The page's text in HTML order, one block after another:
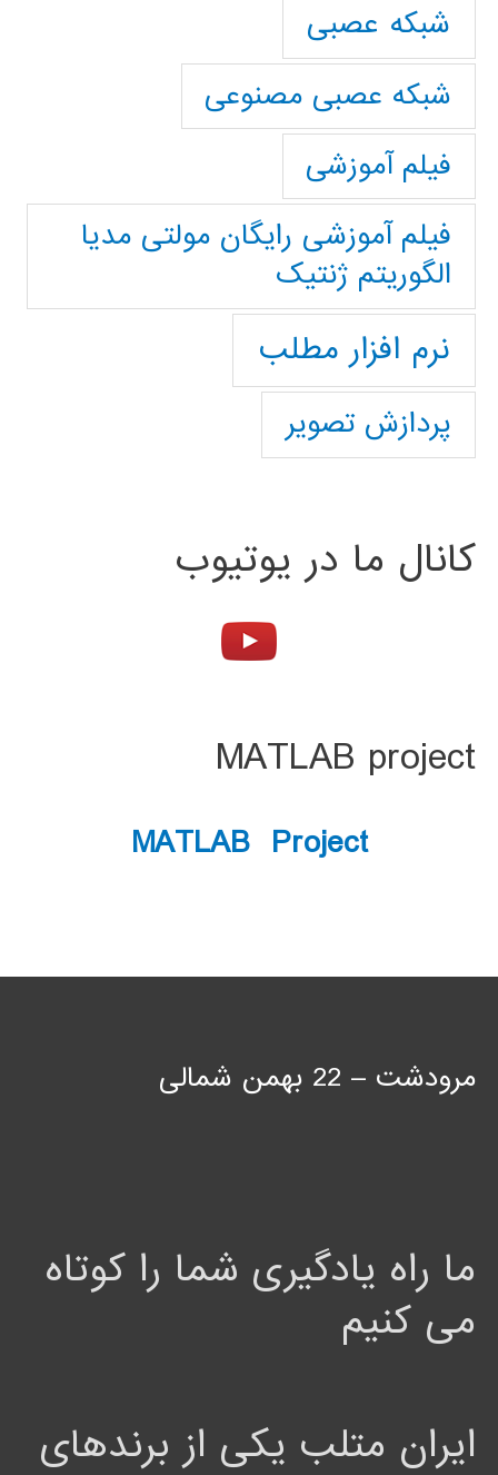
شبکه عصبی
شبکه عصبی مصنوعی
فیلم آموزشی
فیلم آموزشی رایگان مولتی مدیا
الگوریتم ژنتیک
نرم افزار مطلب
پردازش تصویر
کانال ما در یوتیوب
MATLAB project
MATLAB Project
مرودشت – 22 بهمن شمالی
ما راه یادگیری شما را کوتاه
می کنیم
ایران متلب یکی از برندهای